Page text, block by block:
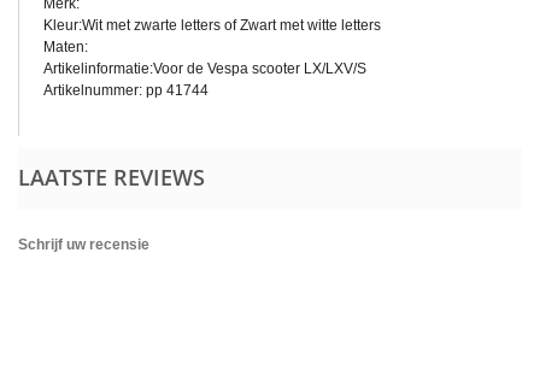
Merk:
Kleur:Wit met zwarte letters of Zwart met witte letters
Maten:
Artikelinformatie:Voor de Vespa scooter LX/LXV/S
Artikelnummer: pp 41744
LAATSTE REVIEWS
Schrijf uw recensie